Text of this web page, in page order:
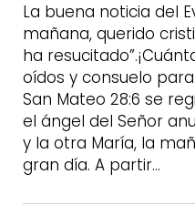
La buena noticia del
mañana, querido
ha
oídos y consuelo
San Mateo 28:6 se
el ángel del Señor
y la otra María, la
gran día. A partir…